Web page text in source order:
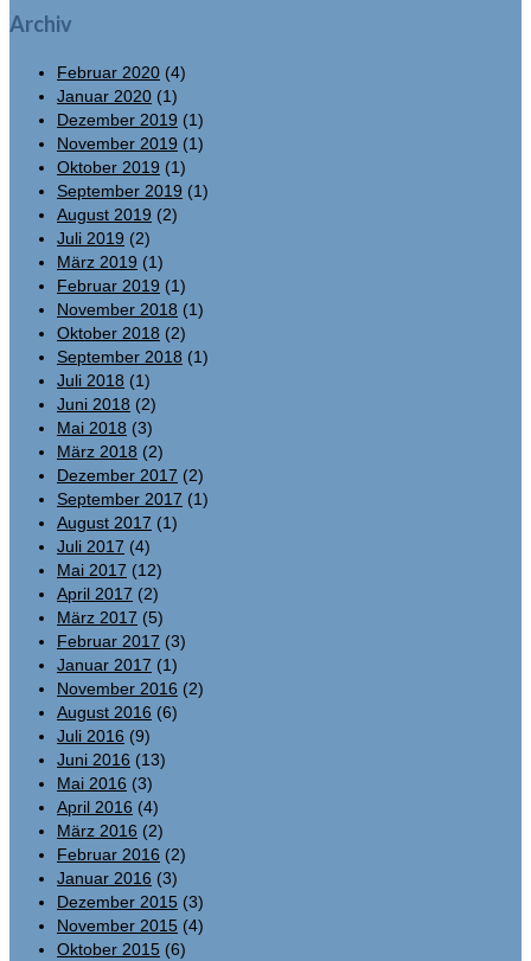
Archiv
Februar 2020 (4)
Januar 2020 (1)
Dezember 2019 (1)
November 2019 (1)
Oktober 2019 (1)
September 2019 (1)
August 2019 (2)
Juli 2019 (2)
März 2019 (1)
Februar 2019 (1)
November 2018 (1)
Oktober 2018 (2)
September 2018 (1)
Juli 2018 (1)
Juni 2018 (2)
Mai 2018 (3)
März 2018 (2)
Dezember 2017 (2)
September 2017 (1)
August 2017 (1)
Juli 2017 (4)
Mai 2017 (12)
April 2017 (2)
März 2017 (5)
Februar 2017 (3)
Januar 2017 (1)
November 2016 (2)
August 2016 (6)
Juli 2016 (9)
Juni 2016 (13)
Mai 2016 (3)
April 2016 (4)
März 2016 (2)
Februar 2016 (2)
Januar 2016 (3)
Dezember 2015 (3)
November 2015 (4)
Oktober 2015 (6)